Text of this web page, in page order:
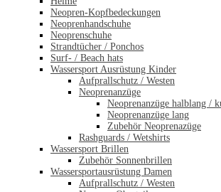
Neopren-Kopfbedeckungen
Neoprenhandschuhe
Neoprenschuhe
Strandtücher / Ponchos
Surf- / Beach hats
Wassersport Ausrüstung Kinder
Aufprallschutz / Westen
Neoprenanzüge
Neoprenanzüge halblang /
Neoprenanzüge lang
Zubehör Neoprenazüge
Rashguards / Wetshirts
Wassersport Brillen
Zubehör Sonnenbrillen
Wassersportausrüstung Damen
Aufprallschutz / Westen